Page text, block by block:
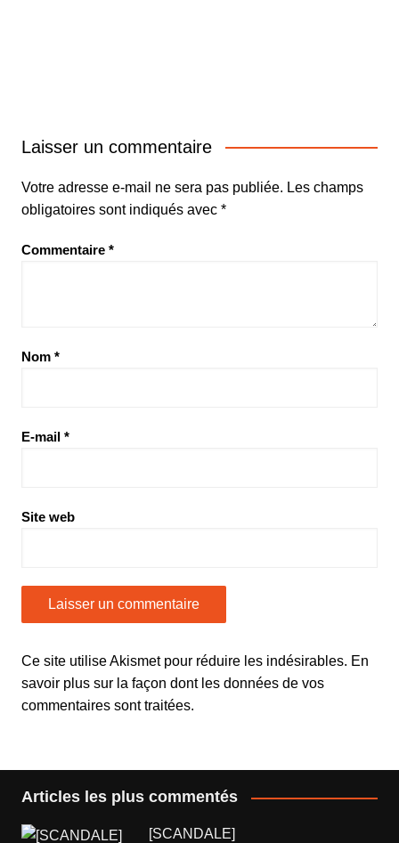
Laisser un commentaire
Votre adresse e-mail ne sera pas publiée. Les champs
obligatoires sont indiqués avec *
Commentaire *
Nom *
E-mail *
Site web
Ce site utilise Akismet pour réduire les indésirables. En
savoir plus sur la façon dont les données de vos
commentaires sont traitées.
Articles les plus commentés
[SCANDALE]